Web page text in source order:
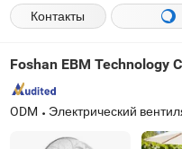
Контакты
Foshan EBM Technology
ODM Электрический вентилятор, очиститель воздуха, вытяжной вентилятор, потолочный вентилятор, фритюрница,